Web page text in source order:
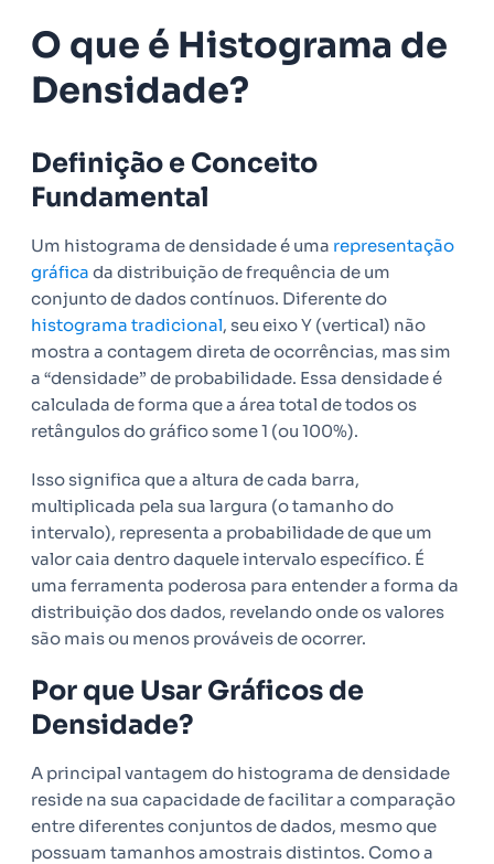
O que é Histograma de
Densidade?
Definição e Conceito
Fundamental
Um histograma de densidade é uma representação
gráfica da distribuição de frequência de um
conjunto de dados contínuos. Diferente do
histograma tradicional, seu eixo Y (vertical) não
mostra a contagem direta de ocorrências, mas sim
a “densidade” de probabilidade. Essa densidade é
calculada de forma que a área total de todos os
retângulos do gráfico some 1 (ou 100%).
Isso significa que a altura de cada barra,
multiplicada pela sua largura (o tamanho do
intervalo), representa a probabilidade de que um
valor caia dentro daquele intervalo específico. É
uma ferramenta poderosa para entender a forma da
distribuição dos dados, revelando onde os valores
são mais ou menos prováveis de ocorrer.
Por que Usar Gráficos de
Densidade?
A principal vantagem do histograma de densidade
reside na sua capacidade de facilitar a comparação
entre diferentes conjuntos de dados, mesmo que
possuam tamanhos amostrais distintos. Como a